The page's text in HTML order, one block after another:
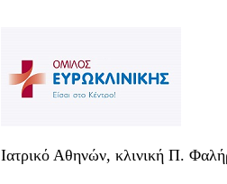
Ιατρικό Αθηνών, κλινική Π.